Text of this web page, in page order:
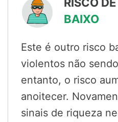
BAIXO
Este é outro risco
violentos não
entanto, o risco
anoitecer.
sinais de riqueza